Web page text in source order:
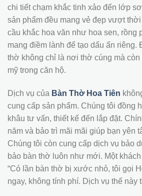
chi tiết chạm khắc tinh xảo đến lớp
sản phẩm đều mang vẻ đẹp vượt
cầu khắc hoa văn như hoa sen, rồng
mang điềm lành để tạo dấu ấn riêng.
thờ không chỉ là nơi thờ cúng mà còn
mỹ trong căn hộ.
Dịch vụ của Bàn Thờ Hoa Tiên
cung cấp sản phẩm. Chúng tôi đồng
khâu tư vấn, thiết kế đến lắp đặt.
năm và bảo trì mãi mãi giúp bạn yên
Chúng tôi còn cung cấp dịch vụ bảo
bảo bàn thờ luôn như mới. Một
“Có lần bàn thờ bị xước nhỏ, tôi gọi
ngay, không tính phí. Dịch vụ thế này